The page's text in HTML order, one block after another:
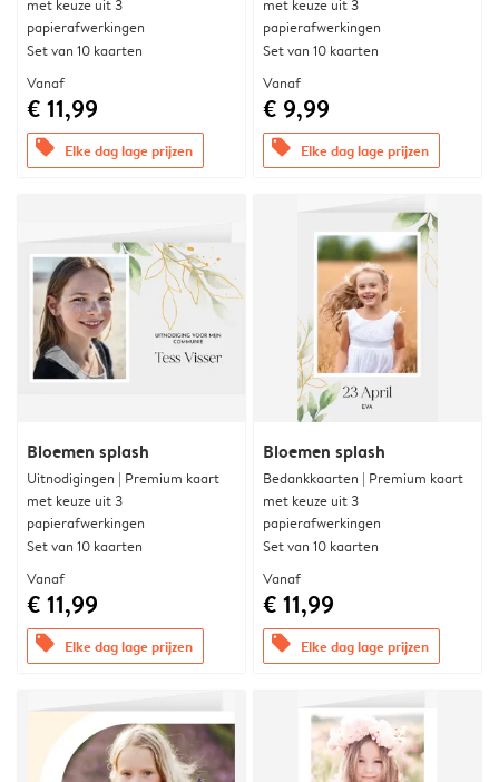
met keuze uit 3
papierafwerkingen
Set van 10 kaarten
Vanaf
€ 11,99
offers Elke dag lage prijzen
met keuze uit 3
papierafwerkingen
Set van 10 kaarten
Vanaf
€ 9,99
offers Elke dag lage prijzen
Bloemen splash
Uitnodigingen | Premium kaart
met keuze uit 3
papierafwerkingen
Set van 10 kaarten
Vanaf
€ 11,99
offers Elke dag lage prijzen
Bloemen splash
Bedankkaarten | Premium kaart
met keuze uit 3
papierafwerkingen
Set van 10 kaarten
Vanaf
€ 11,99
offers Elke dag lage prijzen